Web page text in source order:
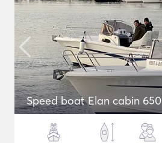
Speed boat Elan cabin 650